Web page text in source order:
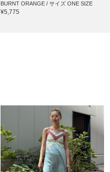
BURNT ORANGE / サイズ ONE SIZE
¥5,775